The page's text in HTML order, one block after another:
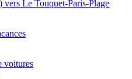
Le Touquet-Paris-Plage
voitures